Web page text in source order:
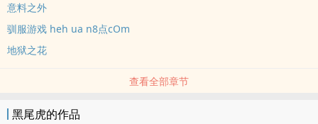
意料之外
驯服游戏 heh ua n8点cOm
地狱之花
查看全部章节
黑尾虎的作品